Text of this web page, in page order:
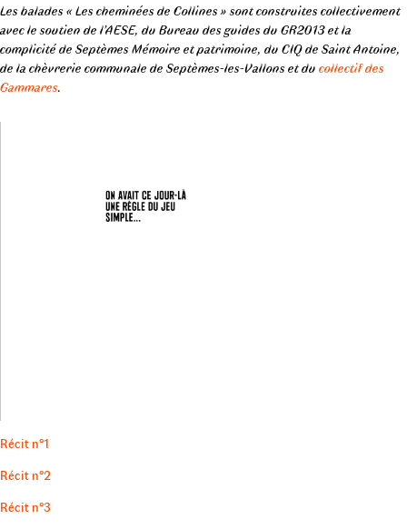
Les balades « Les cheminées de Collines » sont construites collectivement
avec le soutien de l’AESE, du Bureau des guides du GR2013 et la
complicité de Septèmes Mémoire et patrimoine, du CIQ de Saint Antoine,
de la chèvrerie communale de Septèmes-les-Vallons et du collectif des
Gammares.
Récit n°1
Récit n°2
Récit n°3